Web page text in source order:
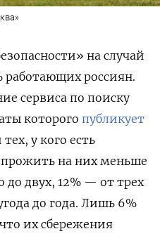
на случай
работающих россиян.
сервиса по поиску
которого публикует
у кого есть
прожить на них меньше
до двух, 12% — от трех
до года. Лишь 6%
их сбережения